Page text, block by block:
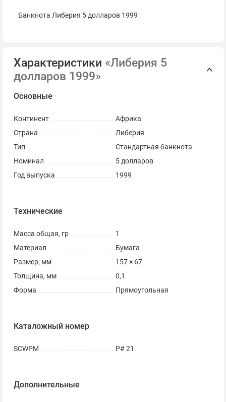
Банкнота Либерия 5 долларов 1999
Характеристики «Либерия 5
долларов 1999»
Основные
Континент
Африка
Страна
Либерия
Тип
Стандартная банкнота
Номинал
5 долларов
Год выпуска
1999
Технические
Масса общая, гр
1
Материал
Бумага
Размер, мм
157 × 67
Толщина, мм
0,1
Форма
Прямоугольная
Каталожный номер
SCWPM P# 21
Дополнительные